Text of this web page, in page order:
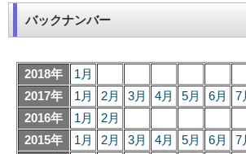
バックナンバー
2018年
1月
2017年
1月 2月 3月 4月 5月 6月 7
2016年
1月 2月
2015年
1月 2月 3月 4月 5月 6月 7